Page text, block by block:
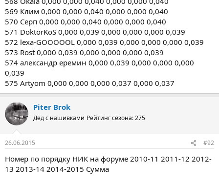
569 Клим 0,000 0,000 0,040 0,000 0,000 0,040
570 Серп 0,000 0,000 0,040 0,000 0,000 0,040
571 DoktorKoS 0,000 0,039 0,000 0,000 0,000 0,039
572 lexa-GOOOOOL 0,000 0,039 0,000 0,000 0,000 0,039
573 Rost 0,000 0,039 0,000 0,000 0,000 0,039
574 александр еремин 0,000 0,039 0,000 0,000 0,000
0,039
575 Artyom 0,000 0,000 0,000 0,037 0,000 0,037
Piter Brok
Дед с нашивками Рейтинг сезона: 275
26.06.2015 #92
Номер по порядку НИК на форуме 2010-11 2011-12 2012-
13 2013-14 2014-2015 Сумма